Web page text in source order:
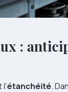
:
étanchéité.